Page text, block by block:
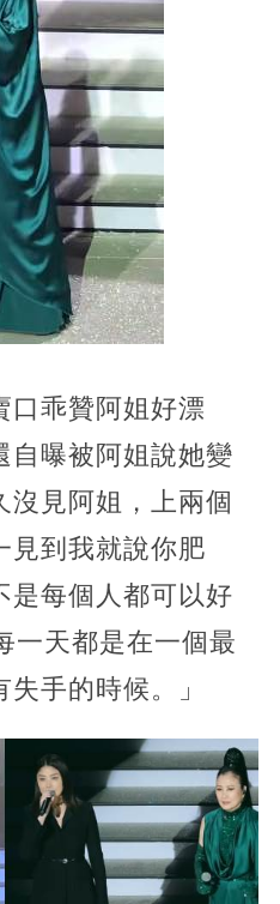
口乖贊阿姐好漂
自曝被阿姐說她變
沒見阿姐，上兩個
見到我就說你肥
是每個人都可以好
一天都是在一個最
手的時候。」